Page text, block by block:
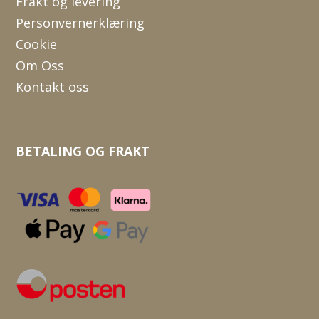
Personvernerklæring
Cookie
Om Oss
Kontakt oss
BETALING OG FRAKT